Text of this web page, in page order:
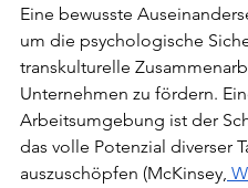
Eine bewusste
um die psychologische
transkulturelle
Unternehmen zu fördern.
Arbeitsumgebung ist der
das volle Potenzial diverser
auszuschöpfen (McKinsey,